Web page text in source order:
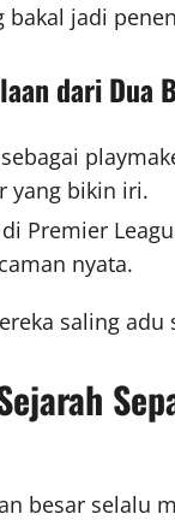
bakal jadi
dari Dua
yang bikin iri.
di Premier
nyata.
saling
besar selalu